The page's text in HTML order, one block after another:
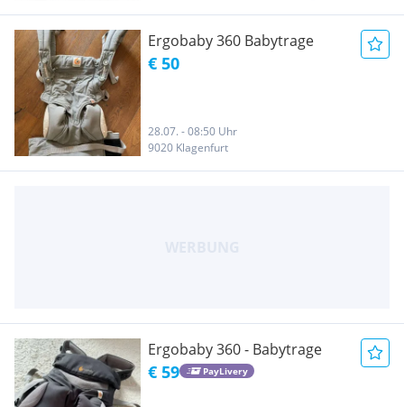
Ergobaby 360 Babytrage
€ 50
28.07. - 08:50 Uhr
9020 Klagenfurt
Ergobaby 360 - Babytrage
€ 59 PayLivery